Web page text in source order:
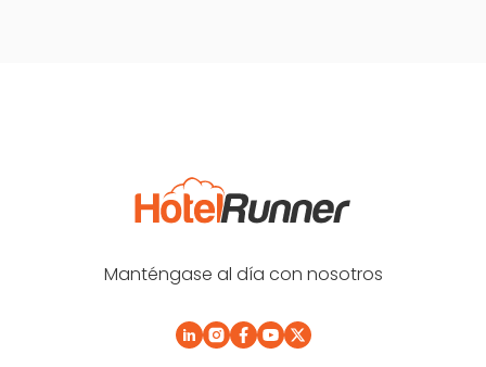
Manténgase al día con nosotros